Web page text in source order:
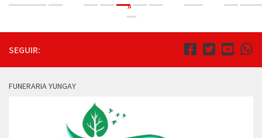
»
SEGUIR:
FUNERARIA YUNGAY